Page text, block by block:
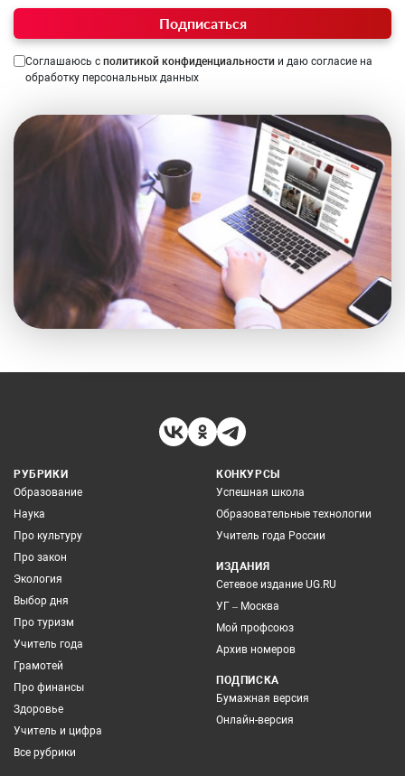
Подписаться
Соглашаюсь с политикой конфиденциальности и даю согласие на
обработку персональных данных
РУБРИКИ
Образование
Наука
Про культуру
Про закон
Экология
Выбор дня
Про туризм
Учитель года
Грамотей
Про финансы
Здоровье
Учитель и цифра
Все рубрики
КОНКУРСЫ
Успешная школа
Образовательные технологии
Учитель года России
ИЗДАНИЯ
Сетевое издание UG.RU
УГ – Москва
Мой профсоюз
Архив номеров
ПОДПИСКА
Бумажная версия
Онлайн-версия